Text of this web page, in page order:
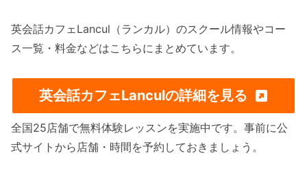
英会話カフェLancul（ランカル）のスクール情報やコー
ス一覧・料金などはこちらにまとめています。
英会話カフェLanculの詳細を見る
全国25店舗で無料体験レッスンを実施中です。事前に公
式サイトから店舗・時間を予約しておきましょう。